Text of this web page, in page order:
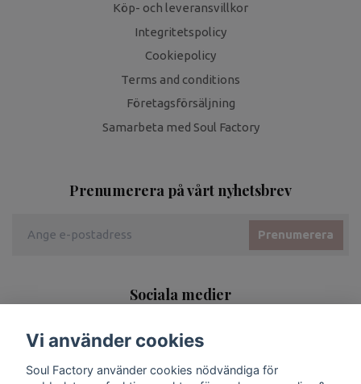
Köp- och leveransvillkor
Integritetspolicy
Cookiepolicy
Terms and conditions
Företagsförsäljning
Samarbeta med Soul Factory
Prenumerera på vårt nyhetsbrev
Prenumerera
Sociala medier
Vi använder cookies
Soul Factory använder cookies nödvändiga för